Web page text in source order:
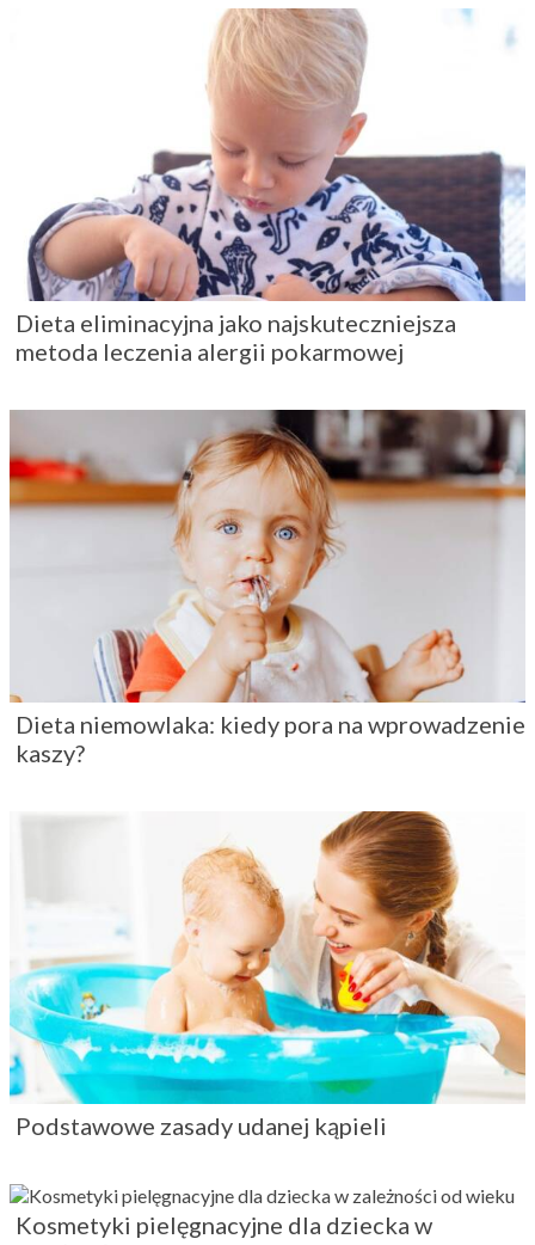
Dieta eliminacyjna jako najskuteczniejsza
metoda leczenia alergii pokarmowej
Dieta niemowlaka: kiedy pora na wprowadzenie
kaszy?
Podstawowe zasady udanej kąpieli
Kosmetyki pielęgnacyjne dla dziecka w